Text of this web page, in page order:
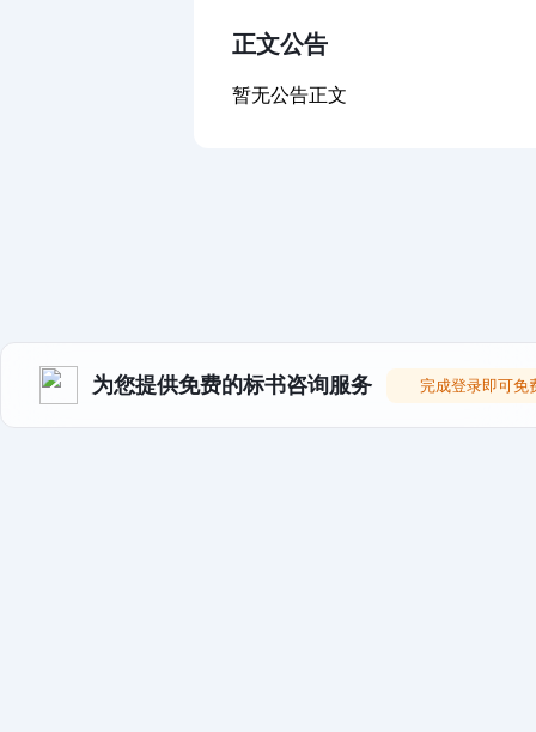
正文公告
暂无公告正文
为您提供免费的标书咨询服务 完成登录即可免